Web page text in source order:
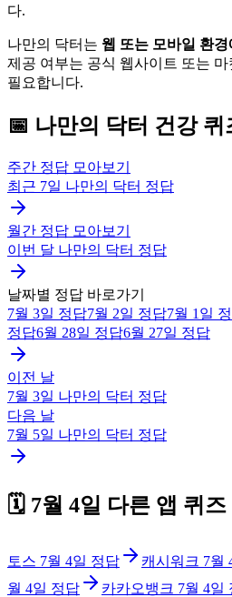
다.
나만의 닥터는 웹 또는 모바일 환경
제공 여부는 공식 웹사이트 또는 마
필요합니다.
📅 나만의 닥터 건강 퀴
주간 정답 모아보기
최근 7일 나만의 닥터 정답
월간 정답 모아보기
이번 달 나만의 닥터 정답
날짜별 정답 바로가기
7월 3일 정답7월 2일 정답7월 1일
정답6월 28일 정답6월 27일 정답
이전 날
7월 3일 나만의 닥터 정답
다음 날
7월 5일 나만의 닥터 정답
🗓️ 7월 4일 다른 앱 퀴
토스 7월 4일 정답 캐시워크 7월
월 4일 정답 카카오뱅크 7월 4일